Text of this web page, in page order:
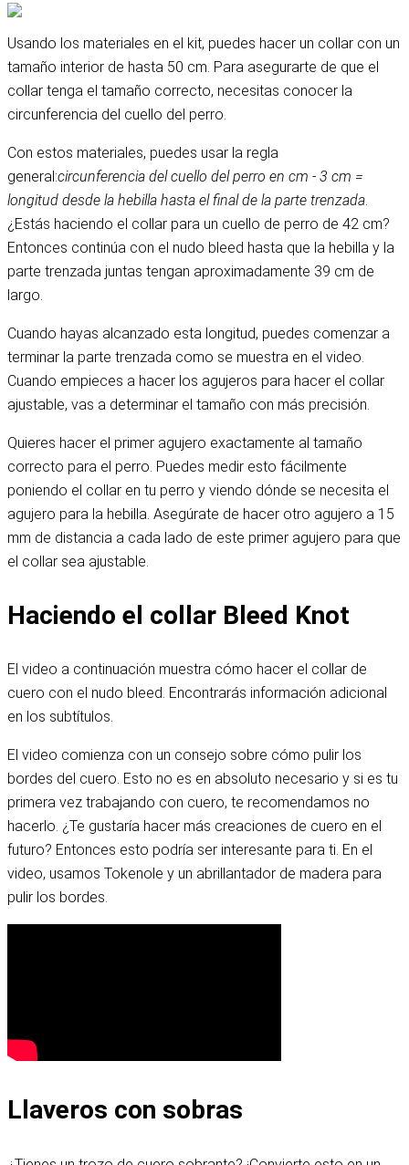
Usando los materiales en el kit, puedes hacer un collar con un
tamaño interior de hasta 50 cm. Para asegurarte de que el
collar tenga el tamaño correcto, necesitas conocer la
circunferencia del cuello del perro.
Con estos materiales, puedes usar la regla
general:circunferencia del cuello del perro en cm - 3 cm =
longitud desde la hebilla hasta el final de la parte trenzada
¿Estás haciendo el collar para un cuello de perro de 42 cm?
Entonces continúa con el nudo bleed hasta que la hebilla y la
parte trenzada juntas tengan aproximadamente 39 cm de
largo.
Cuando hayas alcanzado esta longitud, puedes comenzar a
terminar la parte trenzada como se muestra en el video.
Cuando empieces a hacer los agujeros para hacer el collar
ajustable, vas a determinar el tamaño con más precisión.
Quieres hacer el primer agujero exactamente al tamaño
correcto para el perro. Puedes medir esto fácilmente
poniendo el collar en tu perro y viendo dónde se necesita el
agujero para la hebilla. Asegúrate de hacer otro agujero a 15
mm de distancia a cada lado de este primer agujero para que
el collar sea ajustable.
Haciendo el collar Bleed Knot
El video a continuación muestra cómo hacer el collar de
cuero con el nudo bleed. Encontrarás información adicional
en los subtítulos.
El video comienza con un consejo sobre cómo pulir los
bordes del cuero. Esto no es en absoluto necesario y si es tu
primera vez trabajando con cuero, te recomendamos no
hacerlo. ¿Te gustaría hacer más creaciones de cuero en el
futuro? Entonces esto podría ser interesante para ti. En el
video, usamos Tokenole y un abrillantador de madera para
pulir los bordes.
Llaveros con sobras